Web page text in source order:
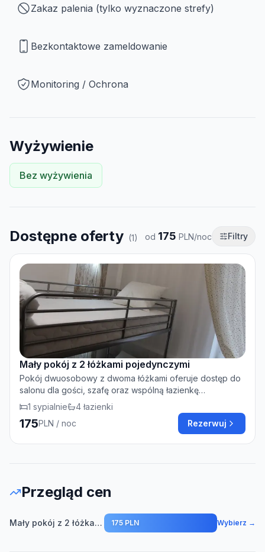
Zakaz palenia (tylko wyznaczone strefy)
Bezkontaktowe zameldowanie
Monitoring / Ochrona
Wyżywienie
Bez wyżywienia
Dostępne oferty (1) od 175 PLN/noc Filtry
Mały pokój z 2 łóżkami pojedynczymi
Pokój dwuosobowy z dwoma łóżkami oferuje dostęp do
salonu dla gości, szafę oraz wspólną łazienkę
wyposażoną w prysznic i suszarkę do włosów. Pokój ten
posiada parkiet, ogrzewanie oraz widok na wewnętrzny
dziedziniec. W pokoju znajduje się 1 łóżko.
1 sypialnie 4 łazienki
175PLN / noc Rezerwuj
Przegląd cen
Mały pokój z 2 łóżkami pojedynczymi 175 PLN Wybierz →